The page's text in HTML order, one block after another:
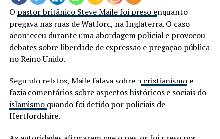
O pastor britânico Steve Maile foi preso enquanto
pregava nas ruas de Watford, na Inglaterra. O caso
aconteceu durante uma abordagem policial e provocou
debates sobre liberdade de expressão e pregação pública
no Reino Unido.
Segundo relatos, Maile falava sobre ocristianismoe
fazia comentários sobre aspectos históricos e sociais do
islamismo quando foi detido por policiais de
Hertfordshire.